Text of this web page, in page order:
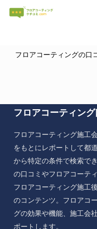
Skip
フロアコーティングの口
フロアコーティン
フロアコーティング施工
をもとにレポートして都
から特定の条件で検索で
の口コミやフロアコーテ
フロアコーティング施工
のコンテンツ。フロアコ
グの効果や機能、施工会
ポートします。